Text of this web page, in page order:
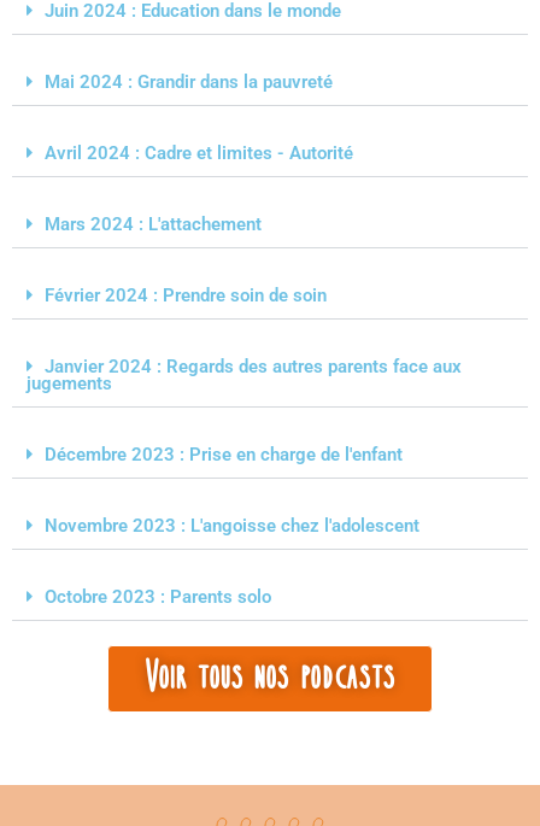
Juin 2024 : Education dans le monde
Mai 2024 : Grandir dans la pauvreté
Avril 2024 : Cadre et limites - Autorité
Mars 2024 : L'attachement
Février 2024 : Prendre soin de soin
Janvier 2024 : Regards des autres parents face aux
jugements
Décembre 2023 : Prise en charge de l'enfant
Novembre 2023 : L'angoisse chez l'adolescent
Octobre 2023 : Parents solo
Voir tous nos podcasts